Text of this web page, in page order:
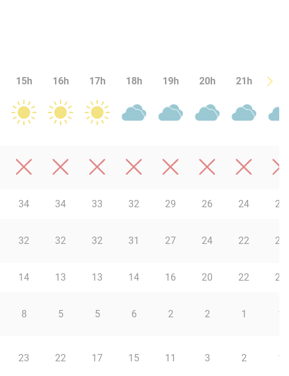
15h 16h 17h 18h 19h 20h 21h 22h
34 34 33 32 29 26 24 23
32 32 32 31 27 24 22 21
14 13 13 14 16 20 22 23
8 5 5 6 2 2 1 1
23 22 17 15 11 3 2 1